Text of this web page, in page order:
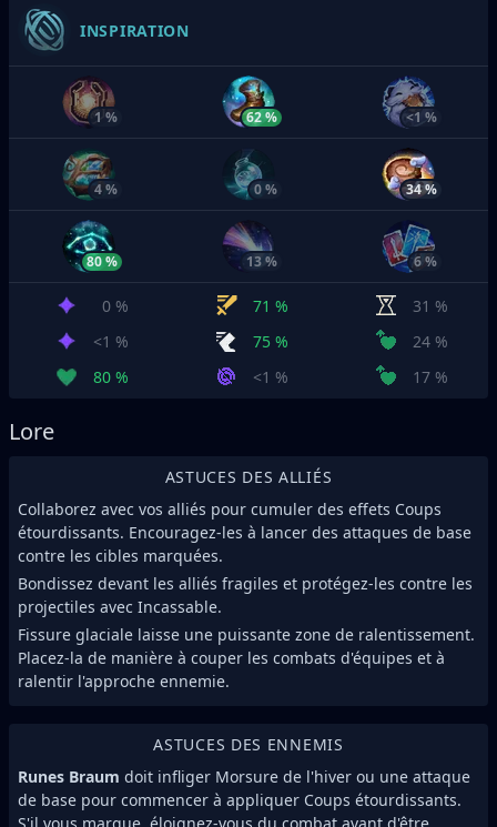
INSPIRATION
1 % 62 % <1 %
4 % 0 % 34 %
80 % 13 % 6 %
0 % 71 %
31 %
<1 %
75 %
24 %
80 %
<1 % 17 %
Lore
ASTUCES DES ALLIÉS
Collaborez avec vos alliés pour cumuler des effets Coups
étourdissants. Encouragez-les à lancer des attaques de base
contre les cibles marquées.
Bondissez devant les alliés fragiles et protégez-les contre les
projectiles avec Incassable.
Fissure glaciale laisse une puissante zone de ralentissement.
Placez-la de manière à couper les combats d'équipes et à
ralentir l'approche ennemie.
ASTUCES DES ENNEMIS
Runes Braum doit infliger Morsure de l'hiver ou une attaque
de base pour commencer à appliquer Coups étourdissants.